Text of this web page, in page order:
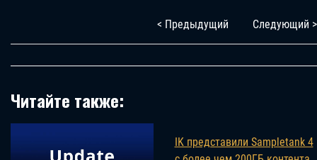
< Предыдущий Следующий >
Читайте также:
IK представили Sampletank 4